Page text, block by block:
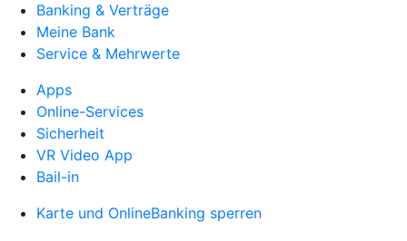
Banking & Verträge
Meine Bank
Service & Mehrwerte
Apps
Online-Services
Sicherheit
VR Video App
Bail-in
Karte und OnlineBanking sperren